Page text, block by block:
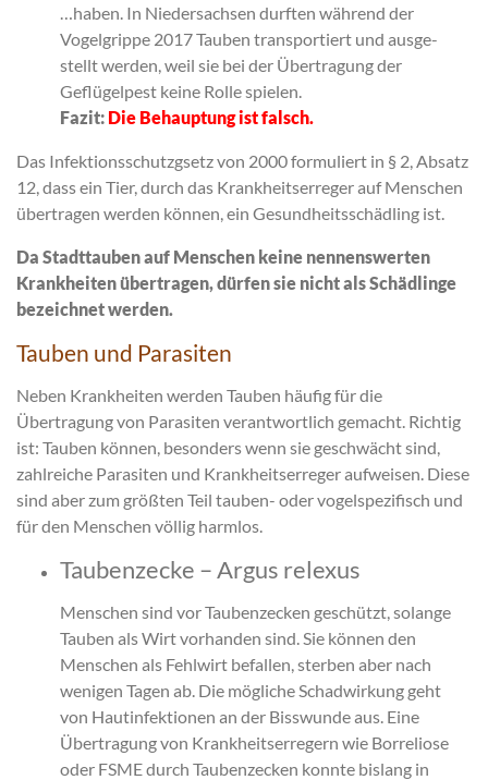
…haben. In Niedersachsen durften während der
Vogelgrippe 2017 Tauben transportiert und ausge-
stellt werden, weil sie bei der Übertragung der
Geflügelpest keine Rolle spielen.
Fazit: Die Behauptung ist falsch.
Das Infektionsschutzgsetz von 2000 formuliert in § 2, Absatz
12, dass ein Tier, durch das Krankheitserreger auf Menschen
übertragen werden können, ein Gesundheitsschädling ist.
Da Stadttauben auf Menschen keine nennenswerten
Krankheiten übertragen, dürfen sie nicht als Schädlinge
bezeichnet werden.
Tauben und Parasiten
Neben Krankheiten werden Tauben häufig für die
Übertragung von Parasiten verantwortlich gemacht. Richtig
ist: Tauben können, besonders wenn sie geschwächt sind,
zahlreiche Parasiten und Krankheitserreger aufweisen. Diese
sind aber zum größten Teil tauben- oder vogelspezifisch und
für den Menschen völlig harmlos.
Taubenzecke – Argus relexus
Menschen sind vor Taubenzecken geschützt, solange
Tauben als Wirt vorhanden sind. Sie können den
Menschen als Fehlwirt befallen, sterben aber nach
wenigen Tagen ab. Die mögliche Schadwirkung geht
von Hautinfektionen an der Bisswunde aus. Eine
Übertragung von Krankheitserregern wie Borreliose
oder FSME durch Taubenzecken konnte bislang in